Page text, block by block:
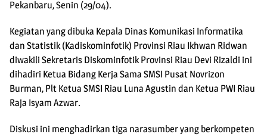
Pekanbaru, Senin (29/04).
Kegiatan yang dibuka Kepala Dinas Komunikasi Informatika
dan Statistik (Kadiskominfotik) Provinsi Riau Ikhwan Ridwan
diwakili Sekretaris Diskominfotik Provinsi Riau Devi Rizaldi ini
dihadiri Ketua Bidang Kerja Sama SMSI Pusat Novrizon
Burman, Plt Ketua SMSI Riau Luna Agustin dan Ketua PWI Riau
Raja Isyam Azwar.
Diskusi ini menghadirkan tiga narasumber yang berkompeten